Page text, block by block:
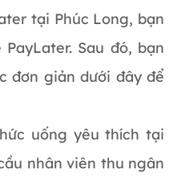
tại Phúc Long, bạn
Sau đó, bạn
đơn giản dưới đây để
uống yêu thích tại
nhân viên thu ngân